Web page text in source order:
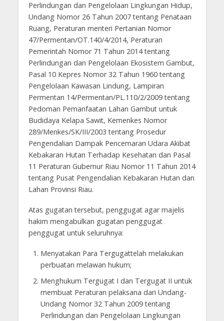
Perlindungan dan Pengelolaan Lingkungan Hidup,
Undang Nomor 26 Tahun 2007 tentang Penataan
Ruang, Peraturan menteri Pertanian Nomor
47/Permentan/OT.140/4/2014, Peraturan
Pemerintah Nomor 71 Tahun 2014 tentang
Perlindungan dan Pengelolaan Ekosistem Gambut,
Pasal 10 Kepres Nomor 32 Tahun 1960 tentang
Pengelolaan Kawasan Lindung, Lampiran
Permentan 14/Permentan/PL.110/2/2009 tentang
Pedoman Pemanfaatan Lahan Gambut untuk
Budidaya Kelapa Sawit, Kemenkes Nomor
289/Menkes/SK/III/2003 tentang Prosedur
Pengendalian Dampak Pencemaran Udara Akibat
Kebakaran Hutan Terhadap Kesehatan dan Pasal
11 Peraturan Gubernur Riau Nomor 11 Tahun 2014
tentang Pusat Pengendalian Kebakaran Hutan dan
Lahan Provinsi Riau.
Atas gugatan tersebut, penggugat agar majelis
hakim mengabulkan gugatan penggugat
penggugat untuk seluruhnya:
Menyatakan Para Tergugattelah melakukan
perbuatan melawan hukum;
Menghukum Tergugat I dan Tergugat II untuk
membuat Peraturan pelaksana dari Undang-
Undang Nomor 32 Tahun 2009 tentang
Perlindungan dan Pengelolaan Lingkungan